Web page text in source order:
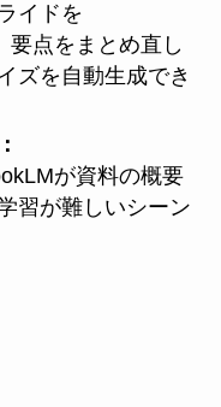
イドを
要点をまとめ直し
ズを自動生成でき
が資料の概要
習が難しいシーン